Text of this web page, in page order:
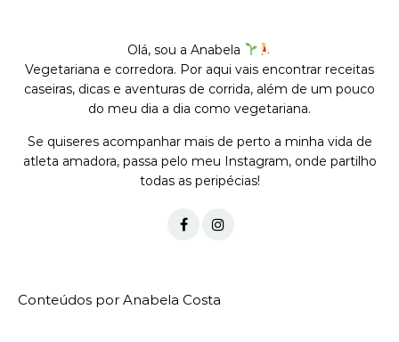
Olá, sou a Anabela
Vegetariana e corredora. Por aqui vais encontrar receitas
caseiras, dicas e aventuras de corrida, além de um pouco
do meu dia a dia como vegetariana.
Se quiseres acompanhar mais de perto a minha vida de
atleta amadora, passa pelo meu Instagram, onde partilho
todas as peripécias!
Conteúdos por Anabela Costa